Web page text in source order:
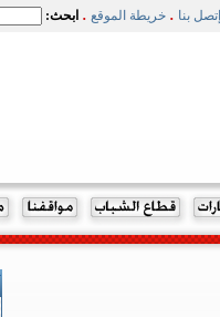
إتصل بنا . خريطة الموقع . ابحث: